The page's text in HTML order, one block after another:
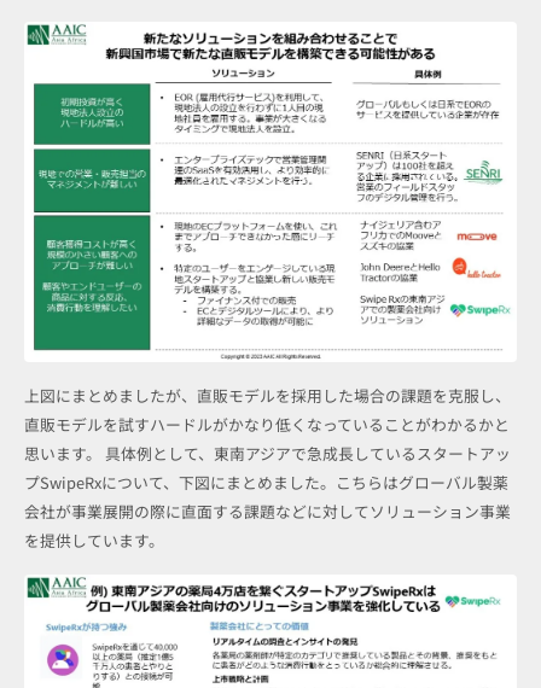
上図にまとめましたが、直販モデルを採用した場合の課題を克服し、
直販モデルを試すハードルがかなり低くなっていることがわかるかと
思います。 具体例として、東南アジアで急成長しているスタートアッ
プSwipeRxについて、下図にまとめました。こちらはグローバル製薬
会社が事業展開の際に直面する課題などに対してソリューション事業
を提供しています。